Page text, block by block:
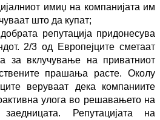
имиџ на компанијата им
што да купат;
репутација придонесува
2/3 од Европејците сметаат
за вклучување на приватниот
прашања расте. Околу
веруваат дека компаниите
улога во решавањето на
Репутацијата на